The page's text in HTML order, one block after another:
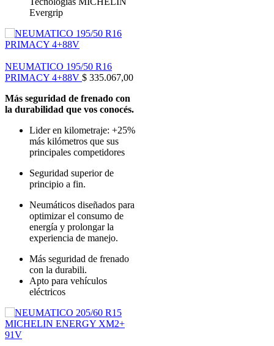
Evergrip
NEUMATICO 195/50 R16
PRIMACY 4+88V $ 335.067,00
Más seguridad de frenado con
la durabilidad que vos conocés.
Lider en kilometraje: +25%
más kilómetros que sus
principales competidores
Seguridad superior de
principio a fin.
Neumáticos diseñados para
optimizar el consumo de
energía y prolongar la
experiencia de manejo.
Más seguridad de frenado
con la durabili.
Apto para vehículos
eléctricos